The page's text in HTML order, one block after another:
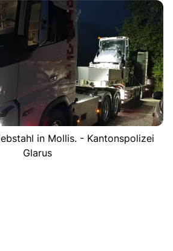
in Mollis. - Kantonspolizei
Glarus